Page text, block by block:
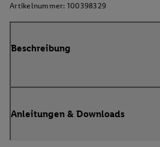
Artikelnummer: 100398329
Beschreibung
Anleitungen & Downloads